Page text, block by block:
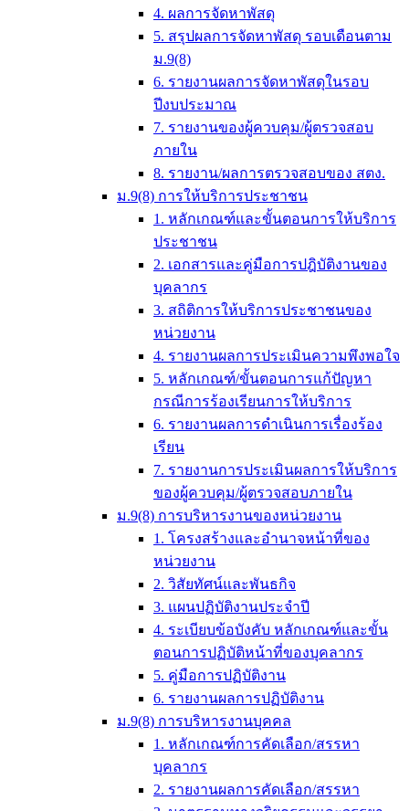
4. ผลการจัดหาพัสดุ
5. สรุปผลการจัดหาพัสดุ รอบเดือนตาม
ม.9(8)
6. รายงานผลการจัดหาพัสดุในรอบ
ปีงบประมาณ
7. รายงานของผู้ควบคุม/ผู้ตรวจสอบ
ภายใน
8. รายงาน/ผลการตรวจสอบของ สตง.
ม.9(8) การให้บริการประชาชน
1. หลักเกณฑ์และขั้นตอนการให้บริการ
ประชาชน
2. เอกสารและคู่มือการปฎิบัติงานของ
บุคลากร
3. สถิติการให้บริการประชาชนของ
หน่วยงาน
4. รายงานผลการประเมินความพึงพอใจ
5. หลักเกณฑ์/ขั้นตอนการแก้ปัญหา
กรณีการร้องเรียนการให้บริการ
6. รายงานผลการดำเนินการเรื่องร้อง
เรียน
7. รายงานการประเมินผลการให้บริการ
ของผู้ควบคุม/ผู้ตรวจสอบภายใน
ม.9(8) การบริหารงานของหน่วยงาน
1. โครงสร้างและอำนาจหน้าที่ของ
หน่วยงาน
2. วิสัยทัศน์และพันธกิจ
3. แผนปฏิบัติงานประจำปี
4. ระเบียบข้อบังคับ หลักเกณฑ์และขั้น
ตอนการปฏิบัติหน้าที่ของบุคลากร
5. คู่มือการปฏิบัติงาน
6. รายงานผลการปฏิบัติงาน
ม.9(8) การบริหารงานบุคคล
1. หลักเกณฑ์การคัดเลือก/สรรหา
บุคลากร
2. รายงานผลการคัดเลือก/สรรหา